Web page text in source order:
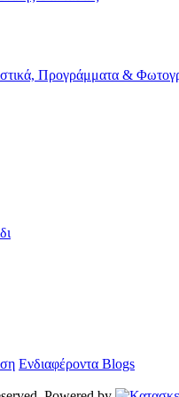
Προγράμματα &
Ενδιαφέροντα Blogs